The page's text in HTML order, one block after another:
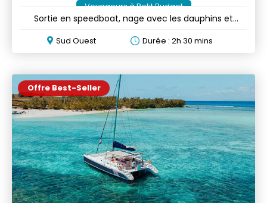
Voyageurs à Petit Budget
Sortie en speedboat, nage avec les dauphins et
Sud Ouest Durée : 2h 30 mins
Offre Best-Seller